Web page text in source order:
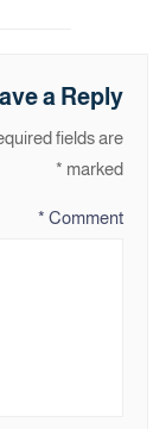
a Reply
fields are
marked
*
Comment
*